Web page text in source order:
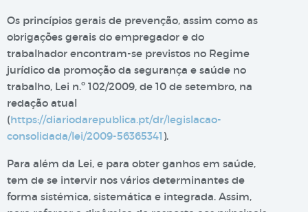
Os princípios gerais de prevenção, assim como as
obrigações gerais do empregador e do
trabalhador encontram-se previstos no Regime
jurídico da promoção da segurança e saúde no
trabalho, Lei n.º 102/2009, de 10 de setembro​, na
redação atual
(https://diariodarepublica.pt/dr/legislacao-
consolidada/lei/2009-56365341 ).
Para além da Lei, e para obter ganhos em saúde,
tem de se intervir nos vários determinantes de
forma sistémica, sistemática e integrada. Assim,